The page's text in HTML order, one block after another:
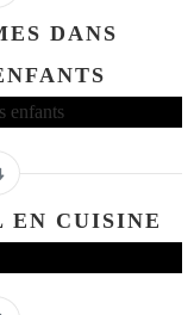
DANS
CUISINE